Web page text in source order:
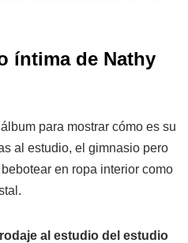
íntima de Nathy
para mostrar cómo es su
al estudio, el gimnasio pero
en ropa interior como
al estudio del estudio